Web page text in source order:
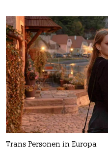
Trans Personen in Europa